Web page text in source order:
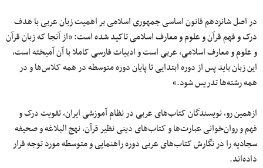
در اصل شانزدهم قانون اساسی جمهوری اسلامی بر اهمیت زبان عربی با هدف
درک و فهم قرآن و علوم و معارف اسلامی تاکید شده است: «از آنجا که زبان قرآن
و علوم و معارف اسلامی، عربی است و ادبیات فارسی کاملا با آن آمیخته است،
این زبان باید پس از دوره ابتدایی تا پایان دوره متوسطه در همه کلاس‌ها و در
همه رشته‌ها تدریس شود.»
ازهمین رو، نویسندگان کتاب‌های عربی در نظام آموزشی ایران، تقویت درک و
فهم و روان‌خوانی عبارت‌ها و کتاب‌های دینی نظیر قرآن، نهج البلاغه و صحیفه
سجادیه را در نگارش کتاب‌های عربی دوره راهنمایی و متوسطه مورد توجه قرار
داده‌اند.